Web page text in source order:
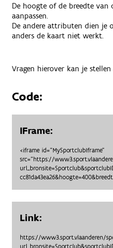
De hoogte of de breedte van
aanpassen.
De andere attributen dien je
anders de kaart niet werkt.
Vragen hierover kan je
Code:
IFrame:
<iframe id="MySportclubIframe"
src="https://
Link:
https://www3.sport.vlaanderen/